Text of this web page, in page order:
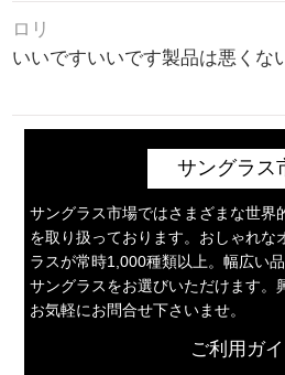
ロリ
いいですいいです製品は悪くな
サングラス
サングラス市場ではさまざまな世界
を取り扱っております。おしゃれな
ラスが常時1,000種類以上。幅広い
サングラスをお選びいただけます。
お気軽にお問合せ下さいませ。
ご利用ガ